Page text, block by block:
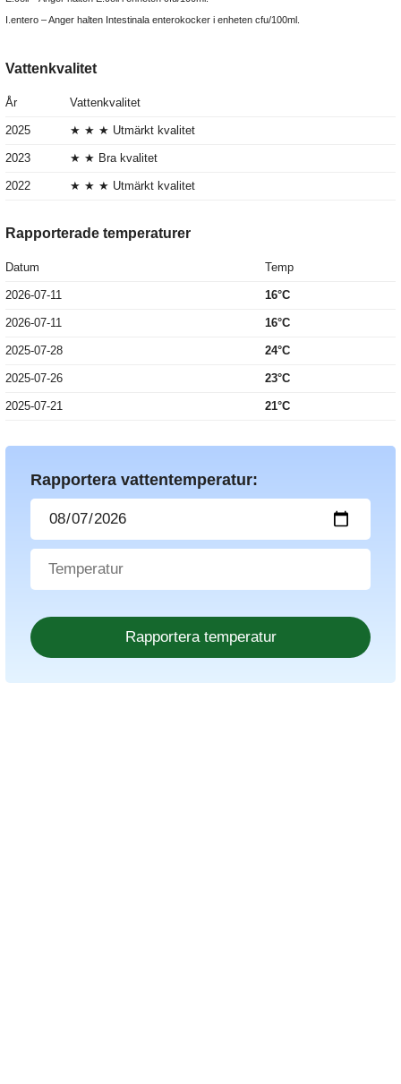
I.entero – Anger halten Intestinala enterokocker i enheten cfu/100ml.
Vattenkvalitet
År Vattenkvalitet
2025 ★ ★ ★ Utmärkt kvalitet
2023 ★ ★ Bra kvalitet
2022 ★ ★ ★ Utmärkt kvalitet
Rapporterade temperaturer
Datum Temp
2026-07-11 16°C
2026-07-11 16°C
2025-07-28 24°C
2025-07-26 23°C
2025-07-21 21°C
Rapportera vattentemperatur: